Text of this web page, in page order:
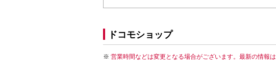
ドコモショップ
営業時間などは変更となる場合がございます。最新の情報は